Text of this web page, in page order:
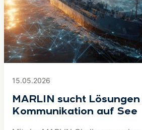
15.05.2026
MARLIN sucht
Kommunikation auf See